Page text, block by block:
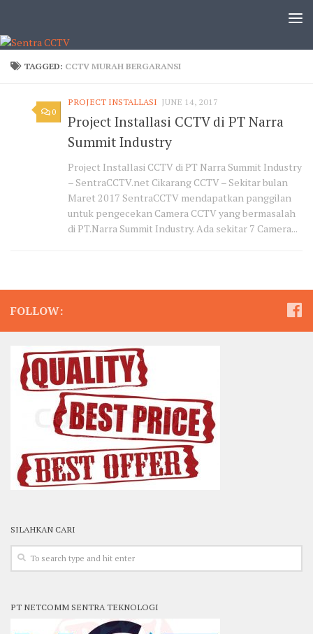
TAGGED: CCTV MURAH BERGARANSI
0
PROJECT INSTALLASI JUNE 14, 2017
Project Installasi CCTV di PT Narra
Summit Industry
Project Installasi CCTV di PT Narra Summit Industry
– SentraCCTV.net Cikarang CCTV – Sekitar bulan
Maret 2017 SentraCCTV mendapatkan panggilan
untuk pengecekan Camera CCTV yang bermasalah
di PT.Narra Summit Industry. Ada sekitar 7 Camera...
FOLLOW:
SILAHKAN CARI
PT NETCOMM SENTRA TEKNOLOGI